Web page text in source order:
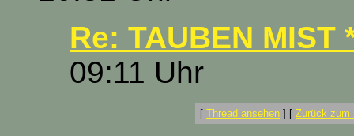
Re: TAUBEN MIST
09:11 Uhr
[ Thread ansehen ] [ Zurück zum